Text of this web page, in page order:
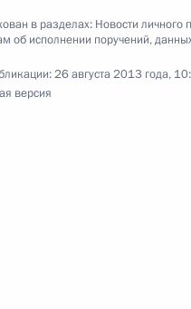
Российской
Управления
области
в разделах: Новости личного
об исполнении поручений,
26 августа 2013 года,
версия